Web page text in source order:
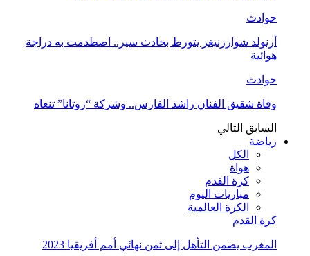
حوادث
أرنولد شوارزنيغر يتورط بحادث سير.. اصطدمت به دراجة
هوائية
حوادث
وفاة شقيق الفنان راشد الفارس.. وشركة “روتانا” تنعاه
السابق التالي
رياضة
الكل
هواة
كرة القدم
مباريات اليوم
الكرة العالمية
كرة القدم
المغرب يضمن التأهل إلى ثمن نهائي أمم أفريقيا 2023